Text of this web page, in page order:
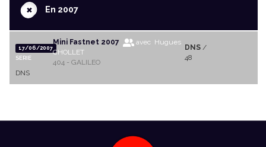
+En 2007
17/06/2007
SERIE
Mini Fastnet 2007
avec Hugues
CHOLLET
404 - GALILEO
DNS/
48
DNS